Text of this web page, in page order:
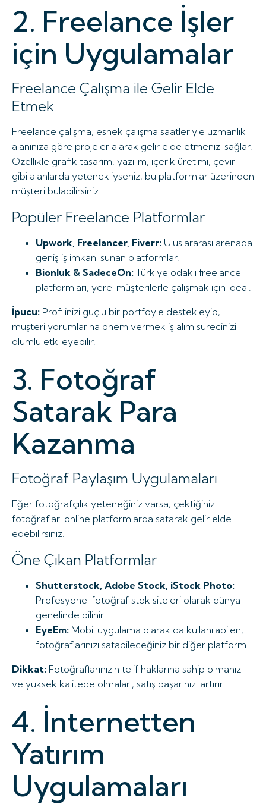
2. Freelance İşler
için Uygulamalar
Freelance Çalışma ile Gelir Elde
Etmek
Freelance çalışma, esnek çalışma saatleriyle uzmanlık
alanınıza göre projeler alarak gelir elde etmenizi sağlar.
Özellikle grafik tasarım, yazılım, içerik üretimi, çeviri
gibi alanlarda yetenekliyseniz, bu platformlar üzerinden
müşteri bulabilirsiniz.
Popüler Freelance Platformlar
Upwork, Freelancer, Fiverr: Uluslararası arenada
geniş iş imkanı sunan platformlar.
Bionluk & SadeceOn: Türkiye odaklı freelance
platformları, yerel müşterilerle çalışmak için ideal.
İpucu: Profilinizi güçlü bir portföyle destekleyip,
müşteri yorumlarına önem vermek iş alım sürecinizi
olumlu etkileyebilir.
3. Fotoğraf
Satarak Para
Kazanma
Fotoğraf Paylaşım Uygulamaları
Eğer fotoğrafçılık yeteneğiniz varsa, çektiğiniz
fotoğrafları online platformlarda satarak gelir elde
edebilirsiniz.
Öne Çıkan Platformlar
Shutterstock, Adobe Stock, iStock Photo:
Profesyonel fotoğraf stok siteleri olarak dünya
genelinde bilinir.
EyeEm: Mobil uygulama olarak da kullanılabilen,
fotoğraflarınızı satabileceğiniz bir diğer platform.
Dikkat: Fotoğraflarınızın telif haklarına sahip olmanız
ve yüksek kalitede olmaları, satış başarınızı artırır.
4. İnternetten
Yatırım
Uygulamaları